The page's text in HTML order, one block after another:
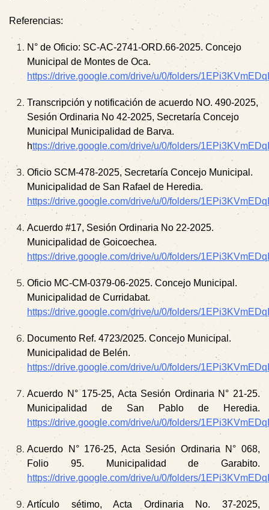
Referencias:
N° de Oficio: SC-AC-2741-ORD.66-2025. Concejo
Municipal de Montes de Oca.
https://drive.google.com/drive/u/0/folders/
Transcripción y notificación de acuerdo NO. 490-2025,
Sesión Ordinaria No 42-2025, Secretaría Concejo
Municipal Municipalidad de Barva.
https://drive.google.com/drive/u/0/folders/
Oficio SCM-478-2025, Secretaría Concejo Municipal.
Municipalidad de San Rafael de Heredia.
https://drive.google.com/drive/u/0/folders/
Acuerdo #17, Sesión Ordinaria No 22-2025.
Municipalidad de Goicoechea.
https://drive.google.com/drive/u/0/folders/
Oficio MC-CM-0379-06-2025. Concejo Municipal.
Municipalidad de Curridabat.
https://drive.google.com/drive/u/0/folders/
Documento Ref. 4723/2025. Concejo Municipal.
Municipalidad de Belén.
https://drive.google.com/drive/u/0/folders/
Acuerdo N° 175-25, Acta Sesión Ordinaria N° 21-25.
Municipalidad de San Pablo de Heredia.
https://drive.google.com/drive/u/0/folders/
Acuerdo N° 176-25, Acta Sesión Ordinaria N° 068,
Folio 95. Municipalidad de Garabito.
https://drive.google.com/drive/u/0/folders/
Artículo sétimo, Acta Ordinaria No. 37-2025,